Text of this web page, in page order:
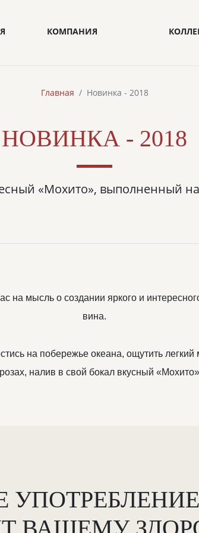
КОМПАНИЯ
Главная Новинка - 2018
НОВИНКА - 2018
«Мохито», выполненный
на мысль о создании яркого и
вина.
на побережье океана, ощутить
налив в свой бокал вкусный